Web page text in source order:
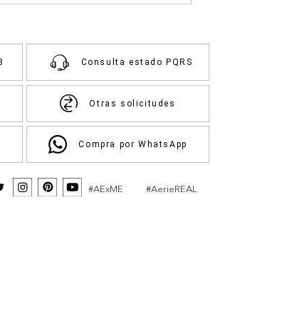
Consulta estado PQRS
Otras solicitudes
Compra por WhatsApp
#AExME #AerieREAL